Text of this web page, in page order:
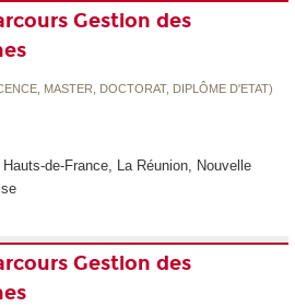
Gestion des
MASTER, DOCTORAT, DIPLÔME D'ETAT)
de-France, La Réunion, Nouvelle
Gestion des